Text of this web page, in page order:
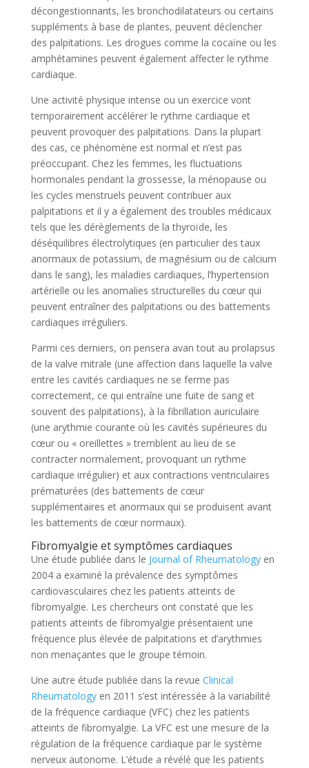
décongestionnants, les bronchodilatateurs ou certains
suppléments à base de plantes, peuvent déclencher
des palpitations. Les drogues comme la cocaïne ou les
amphétamines peuvent également affecter le rythme
cardiaque.
Une activité physique intense ou un exercice vont
temporairement accélérer le rythme cardiaque et
peuvent provoquer des palpitations. Dans la plupart
des cas, ce phénomène est normal et n’est pas
préoccupant. Chez les femmes, les fluctuations
hormonales pendant la grossesse, la ménopause ou
les cycles menstruels peuvent contribuer aux
palpitations et il y a également des troubles médicaux
tels que les dérèglements de la thyroïde, les
déséquilibres électrolytiques (en particulier des taux
anormaux de potassium, de magnésium ou de calcium
dans le sang), les maladies cardiaques, l’hypertension
artérielle ou les anomalies structurelles du cœur qui
peuvent entraîner des palpitations ou des battements
cardiaques irréguliers.
Parmi ces derniers, on pensera avan tout au prolapsus
de la valve mitrale (une affection dans laquelle la valve
entre les cavités cardiaques ne se ferme pas
correctement, ce qui entraîne une fuite de sang et
souvent des palpitations), à la fibrillation auriculaire
(une arythmie courante où les cavités supérieures du
cœur ou « oreillettes » tremblent au lieu de se
contracter normalement, provoquant un rythme
cardiaque irrégulier) et aux contractions ventriculaires
prématurées (des battements de cœur
supplémentaires et anormaux qui se produisent avant
les battements de cœur normaux).
Fibromyalgie et symptômes cardiaques
Une étude publiée dans le Journal of Rheumatologyen
2004 a examiné la prévalence des symptômes
cardiovasculaires chez les patients atteints de
fibromyalgie. Les chercheurs ont constaté que les
patients atteints de fibromyalgie présentaient une
fréquence plus élevée de palpitations et d’arythmies
non menaçantes que le groupe témoin.
Une autre étude publiée dans la revue Clinical
Rheumatologyen 2011 s’est intéressée à la variabilité
de la fréquence cardiaque (VFC) chez les patients
atteints de fibromyalgie. La VFC est une mesure de la
régulation de la fréquence cardiaque par le système
nerveux autonome. L’étude a révélé que les patients